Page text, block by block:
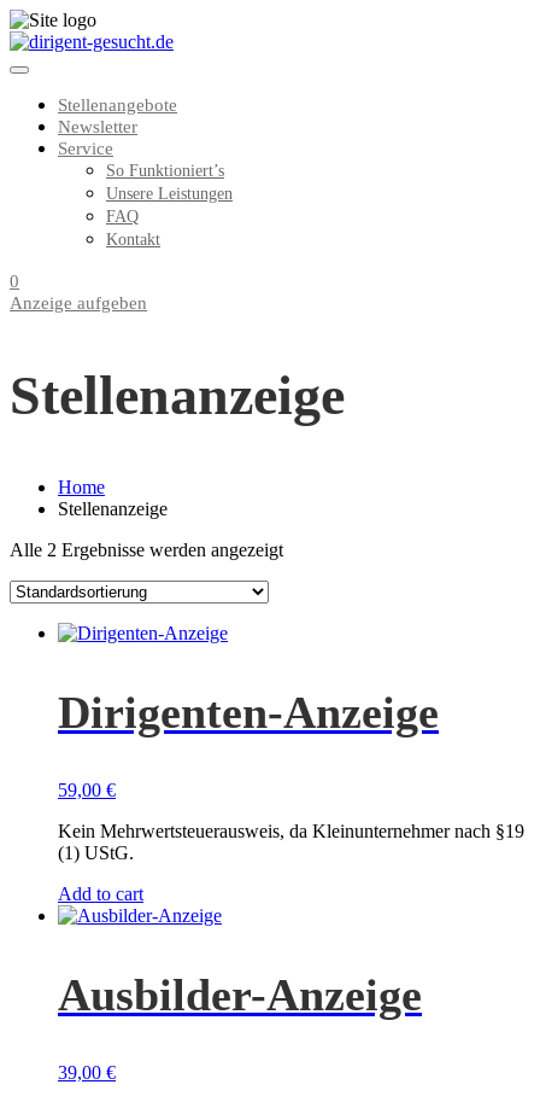
Stellenangebote
Newsletter
Service
So Funktioniert’s
Unsere Leistungen
FAQ
Kontakt
0
Anzeige aufgeben
Stellenanzeige
Home
Stellenanzeige
Alle 2 Ergebnisse werden angezeigt
Dirigenten-Anzeige
59,00 €
Kein Mehrwertsteuerausweis, da Kleinunternehmer nach §19
(1) UStG.
Add to cart
Ausbilder-Anzeige
39,00 €